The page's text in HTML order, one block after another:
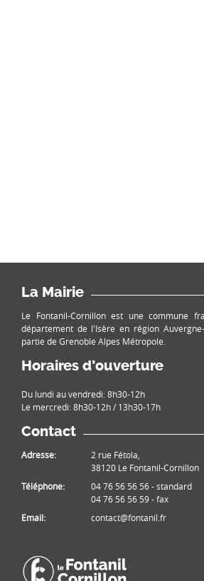
La Mairie
Le Fontanil-Cornillon est une commune
département de l'Isère en région
partie de Grenoble Alpes Métropole.
Horaires d’ouverture
Du lundi au vendredi: 8h30-12h
Le mercredi: 8h30-12h / 13h30-17h
Contact
Adresse:
2 rue Fétola,
38120 Le Fontanil-Cornillon
Téléphone:
04 76 56 56 56 - standard
04 76 56 56 59 - fax
Email:
contact@fontanil.fr